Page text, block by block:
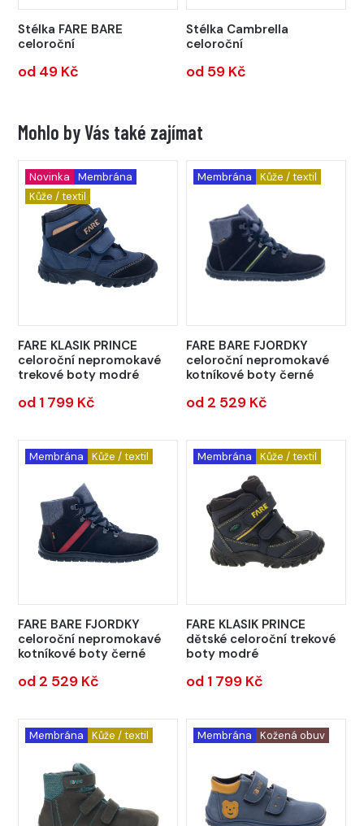
Stélka FARE BARE
celoroční
od 49 Kč
Stélka Cambrella
celoroční
od 59 Kč
Mohlo by Vás také zajímat
Novinka
Membrána
Kůže / textil
FARE KLASIK PRINCE
celoroční nepromokavé
trekové boty modré
od 1 799 Kč
Membrána Kůže / textil
FARE BARE FJORDKY
celoroční nepromokavé
kotníkové boty černé
od 2 529 Kč
Membrána Kůže / textil
FARE BARE FJORDKY
celoroční nepromokavé
kotníkové boty černé
od 2 529 Kč
Membrána Kůže / textil
FARE KLASIK PRINCE
dětské celoroční trekové
boty modré
od 1 799 Kč
Membrána Kůže / textil Membrána Kožená obuv